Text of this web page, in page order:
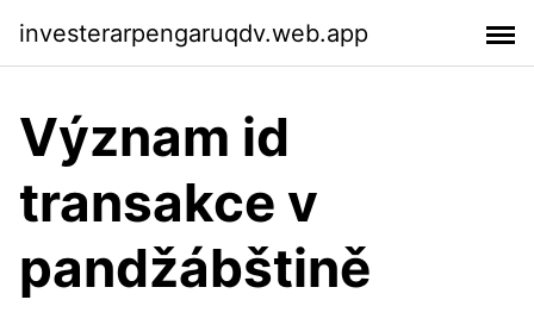
investerarpengaruqdv.web.app
Význam id
transakce v
pandžábštině